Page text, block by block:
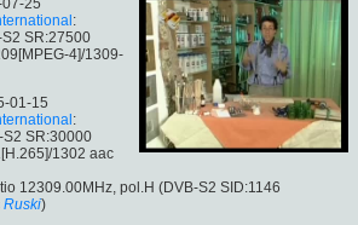
25
:
SR:27500
4]/1309-
01-15
:
S2 SR:30000
1302 aac
12309.00MHz, pol.H (DVB-S2 SID:1146
Ruski)